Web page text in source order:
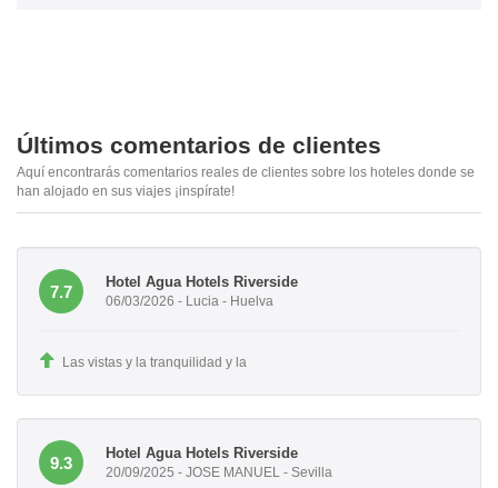
Últimos comentarios de clientes
Aquí encontrarás comentarios reales de clientes sobre los hoteles donde se
han alojado en sus viajes ¡inspírate!
7.7
Hotel Agua Hotels Riverside
06/03/2026 - Lucia - Huelva
Las vistas y la tranquilidad y la
9.3
Hotel Agua Hotels Riverside
20/09/2025 - JOSE MANUEL - Sevilla